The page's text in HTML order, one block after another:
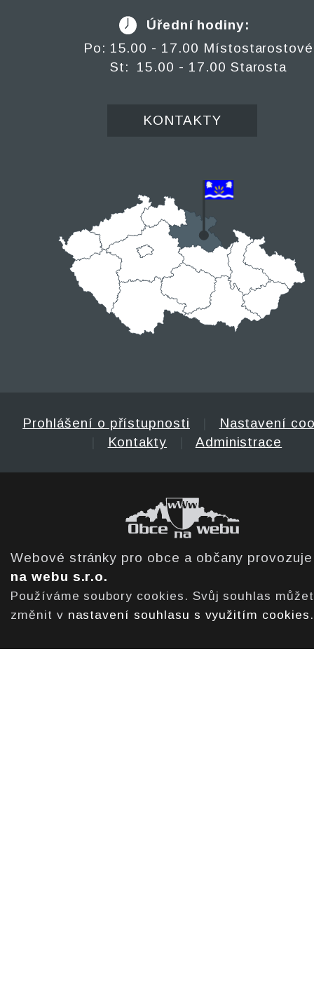
Úřední hodiny:
Po: 15.00 - 17.00 Místostarostové
St: 15.00 - 17.00 Starosta
KONTAKTY
Prohlášení o přístupnosti
Nastavení
Kontakty Administrace
Webové stránky pro obce a občany
na webu s.r.o.
Používáme soubory cookies. Svůj souhlas
změnit v nastavení souhlasu s využitím cookies .